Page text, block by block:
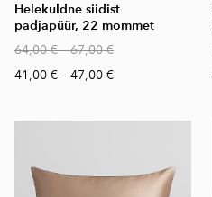
Helekuldne siidist
padjapüür, 22 mommet
64,00 €–67,00 €
41,00 € – 47,00 €